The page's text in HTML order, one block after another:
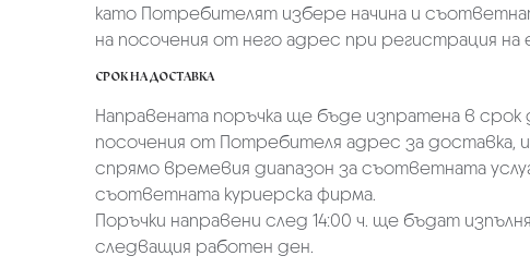
като Потребителят избере начина и
на посочения от него адрес при регистрация на
СРОК НА ДОСТАВКА
Направената поръчка ще бъде изпратена в срок
посочения от Потребителя адрес за доставка,
спрямо времевия диапазон за съответната
съответната куриерска фирма.
Поръчки направени след 14:00 ч. ще бъдат
следващия работен ден.